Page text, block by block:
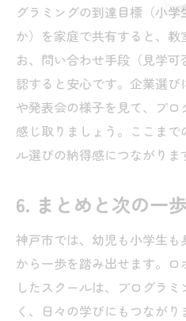
グラミングの到達目標（小
か）を家庭で共有すると、
お、問い合わせ手段（見学
認すると安心です。企業選
や発表会の様子を見て、プ
感じ取りましょう。ここま
ル選びの納得感につながりま
6. まとめと次の一
神戸市では、幼児も小学生
から一歩を踏み出せます。
したスクールは、プログラ
く、日々の学びにもつなが